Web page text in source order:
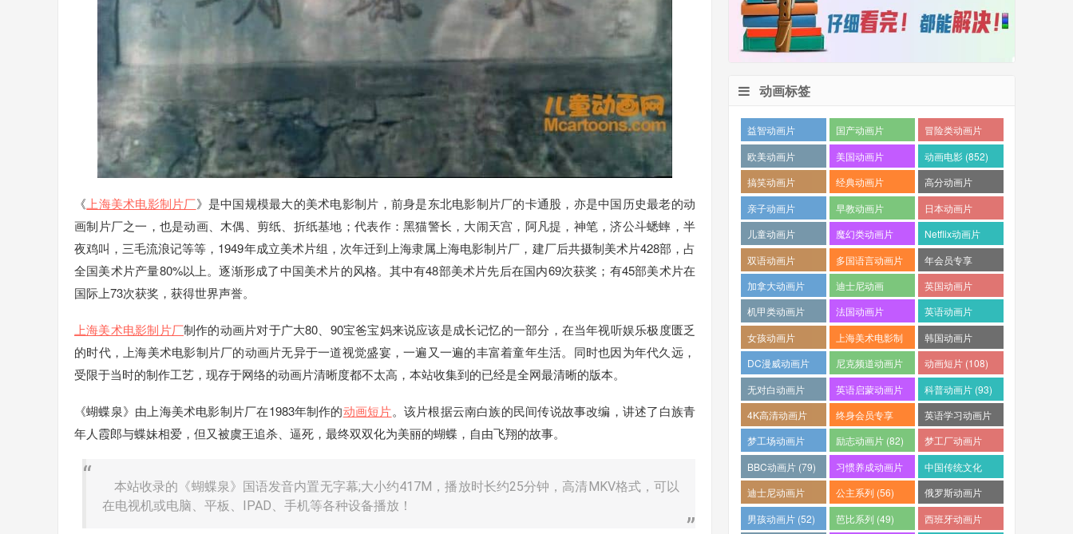
《 上海美术电影制片厂》是中国规模最大的美术电影制片，前身是东北电影制片厂的卡通股，亦是中国历史最老的动
画制片厂之一，也是动画、木偶、剪纸、折纸基地；代表作：黑猫警长，大闹天宫，阿凡提，神笔，济公斗蟋蟀，半
夜鸡叫，三毛流浪记等等，1949年成立美术片组，次年迁到上海隶属上海电影制片厂，建厂后共摄制美术片428部，占
全国美术片产量80%以上。逐渐形成了中国美术片的风格。其中有48部美术片先后在国内69次获奖；有45部美术片在
国际上73次获奖，获得世界声誉。
上海美术电影制片厂制作的动画片对于广大80、90宝爸宝妈来说应该是成长记忆的一部分，在当年视听娱乐极度匮乏
的时代，上海美术电影制片厂的动画片无异于一道视觉盛宴，一遍又一遍的丰富着童年生活。同时也因为年代久远，
受限于当时的制作工艺，现存于网络的动画片清晰度都不太高，本站收集到的已经是全网最清晰的版本。
《蝴蝶泉》由上海美术电影制片厂在1983年制作的动画短片。该片根据云南白族的民间传说故事改编，讲述了白族青
年人霞郎与蝶妹相爱，但又被虞王追杀、逼死，最终双双化为美丽的蝴蝶，自由飞翔的故事。
本站收录的《蝴蝶泉》国语发音内置无字幕;大小约417M，播放时长约25分钟，高清MKV格式，可以
在电视机或电脑、平板、IPAD、手机等各种设备播放！
动画标签
益智动画片
(1530)
国产动画片
(1359)
冒险类动画片
(1260)
欧美动画片
(1016)
美国动画片
(871)
动画电影 (852)
搞笑动画片
(825)
经典动画片
(694)
高分动画片
(573)
亲子动画片
(389)
早教动画片
(386)
日本动画片
(359)
儿童动画片
(350)
魔幻类动画片
(286)
Netflix动画片
(280)
双语动画片
(253)
多国语言动画片
(242)
年会员专享
(233)
加拿大动画片
(228)
迪士尼动画
(227)
英国动画片
(212)
机甲类动画片
(205)
法国动画片
(204)
英语动画片
(187)
女孩动画片
(164)
上海美术电影制
片厂 (121)
韩国动画片
(118)
DC漫威动画片
(112)
尼克频道动画片
(108)
动画短片 (108)
无对白动画片
(96)
英语启蒙动画片
(95)
科普动画片 (93)
4K高清动画片
(91)
终身会员专享
(88)
英语学习动画片
(83)
梦工场动画片
(83)
励志动画片 (82)
梦工厂动画片
(81)
BBC动画片 (79)
习惯养成动画片
(64)
中国传统文化
(61)
迪士尼动画片
(59)
公主系列 (56)
俄罗斯动画片
(55)
男孩动画片 (52) 芭比系列 (49)
西班牙动画片